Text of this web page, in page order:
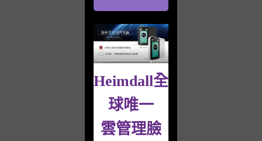
Heimdall全
球唯一
雲管理臉